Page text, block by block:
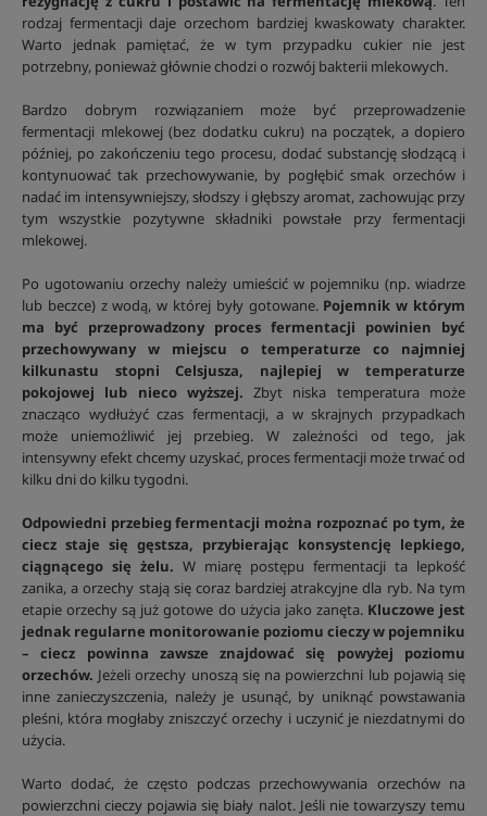
rodzaj fermentacji daje orzechom bardziej kwaskowaty charakter.
Warto jednak pamiętać, że w tym przypadku cukier nie jest
potrzebny, ponieważ głównie chodzi o rozwój bakterii mlekowych.
Bardzo dobrym rozwiązaniem może być przeprowadzenie
fermentacji mlekowej (bez dodatku cukru) na początek, a dopiero
później, po zakończeniu tego procesu, dodać substancję słodzącą i
kontynuować tak przechowywanie, by pogłębić smak orzechów i
nadać im intensywniejszy, słodszy i głębszy aromat, zachowując przy
tym wszystkie pozytywne składniki powstałe przy fermentacji
mlekowej.
Po ugotowaniu orzechy należy umieścić w pojemniku (np. wiadrze
lub beczce) z wodą, w której były gotowane. Pojemnik w którym
ma być przeprowadzony proces fermentacji powinien być
przechowywany w miejscu o temperaturze co najmniej
kilkunastu stopni Celsjusza, najlepiej w temperaturze
pokojowej lub nieco wyższej. Zbyt niska temperatura może
znacząco wydłużyć czas fermentacji, a w skrajnych przypadkach
może uniemożliwić jej przebieg. W zależności od tego, jak
intensywny efekt chcemy uzyskać, proces fermentacji może trwać od
kilku dni do kilku tygodni.
Odpowiedni przebieg fermentacji można rozpoznać po tym, że
ciecz staje się gęstsza, przybierając konsystencję lepkiego,
ciągnącego się żelu. W miarę postępu fermentacji ta lepkość
zanika, a orzechy stają się coraz bardziej atrakcyjne dla ryb. Na tym
etapie orzechy są już gotowe do użycia jako zanęta. Kluczowe jest
jednak regularne monitorowanie poziomu cieczy w pojemniku
– ciecz powinna zawsze znajdować się powyżej poziomu
orzechów. Jeżeli orzechy unoszą się na powierzchni lub pojawią się
inne zanieczyszczenia, należy je usunąć, by uniknąć powstawania
pleśni, która mogłaby zniszczyć orzechy i uczynić je niezdatnymi do
użycia.
Warto dodać, że często podczas przechowywania orzechów na
powierzchni cieczy pojawia się biały nalot. Jeśli nie towarzyszy temu